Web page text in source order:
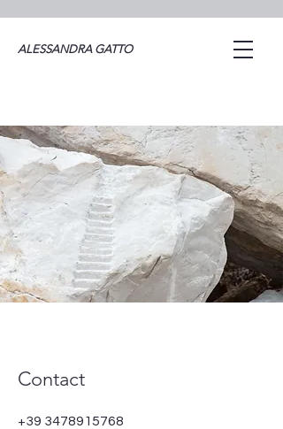
ALESSANDRA GATTO
Contact
+39 3478915768